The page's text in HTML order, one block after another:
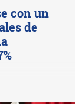
con un
de